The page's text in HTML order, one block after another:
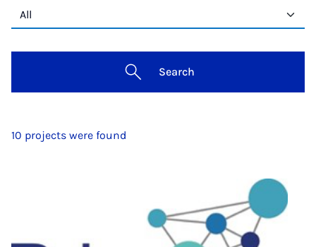
Search
10 projects were found